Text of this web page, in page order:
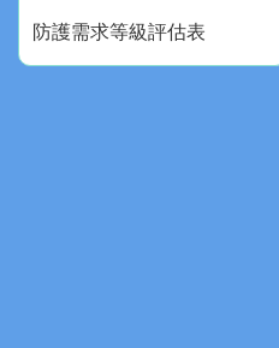
防護需求等級評估表